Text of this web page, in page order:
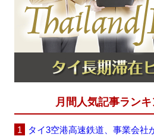
月間人気記事ランキ